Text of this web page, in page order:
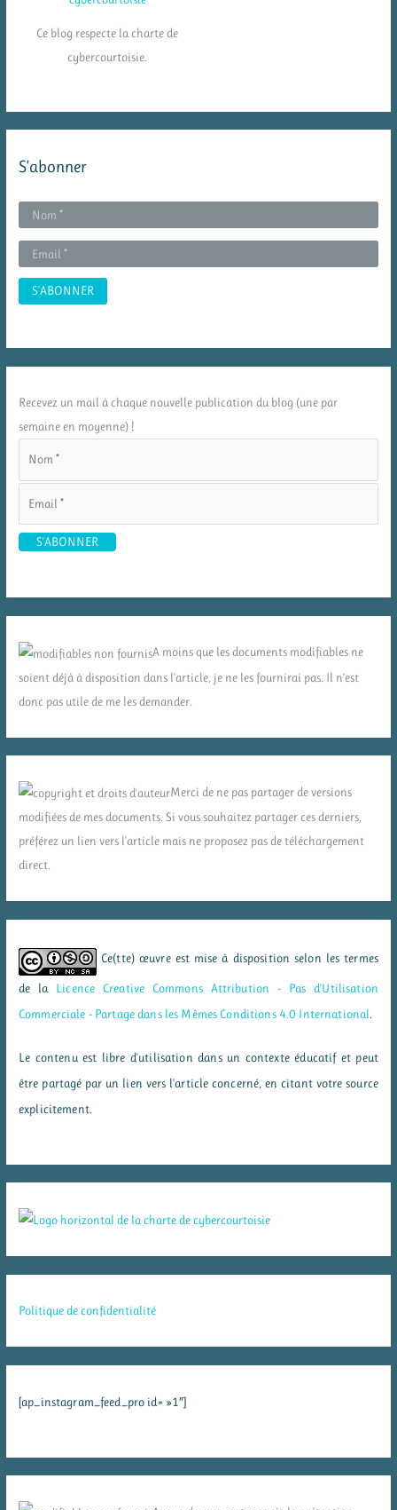
Ce blog respecte la charte de
cybercourtoisie.
S’abonner
Recevez un mail à chaque nouvelle publication du blog (une par
semaine en moyenne) !
A moins que les documents modifiables ne
soient déjà à disposition dans l'article, je ne les fournirai pas. Il n'est
donc pas utile de me les demander.
Merci de ne pas partager de versions
modifiées de mes documents. Si vous souhaitez partager ces derniers,
préférez un lien vers l'article mais ne proposez pas de téléchargement
direct.
Ce(tte) œuvre est mise à disposition selon les termes
de la Licence Creative Commons Attribution - Pas d’Utilisation
Commerciale - Partage dans les Mêmes Conditions 4.0 International.
Le contenu est libre d'utilisation dans un contexte éducatif et peut
être partagé par un lien vers l'article concerné, en citant votre source
explicitement.
Politique de confidentialité
[ap_instagram_feed_pro id= »1″]